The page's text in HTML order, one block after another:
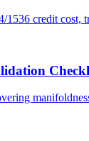
credit